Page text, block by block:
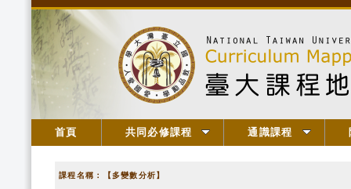
首頁 共同必修課程 通識課程
課程名稱：【多變數分析】